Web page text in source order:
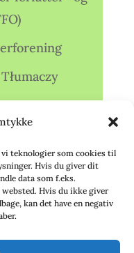
vi teknologier som cookies til
Hvis du giver dit
data som f.eks.
Hvis du ikke giver
kan det have en negativ
(Ö.)
(ÖC)